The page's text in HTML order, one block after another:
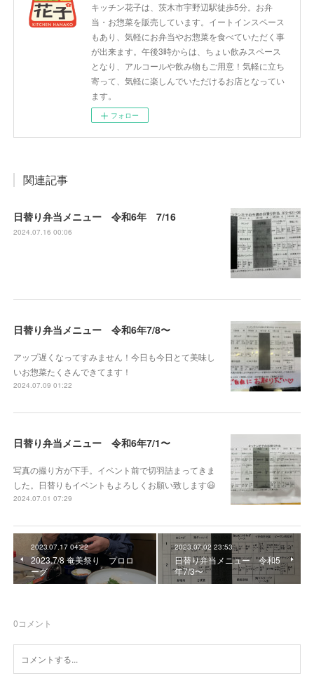
キッチン花子は、茨木市宇野辺駅徒歩5分。お弁
当・お惣菜を販売しています。イートインスペース
もあり、気軽にお弁当やお惣菜を食べていただく事
が出来ます。午後3時からは、ちょい飲みスペース
となり、アルコールや飲み物もご用意！気軽に立ち
寄って、気軽に楽しんでいただけるお店となってい
ます。
フォロー
関連記事
日替り弁当メニュー 令和6年 7/16
2024.07.16 00:06
日替り弁当メニュー 令和6年7/8〜
アップ遅くなってすみません！今日も今日とて美味し
いお惣菜たくさんできてます！
2024.07.09 01:22
日替り弁当メニュー 令和6年7/1〜
写真の撮り方が下手。イベント前で切羽詰まってきま
した。日替りもイベントもよろしくお願い致します😃
2024.07.01 07:29
2023.07.17 04:22
2023.7/8 奄美祭り プロロ
ーグ
2023.07.02 23:53
日替り弁当メニュー 令和5
年7/3〜
0コメント